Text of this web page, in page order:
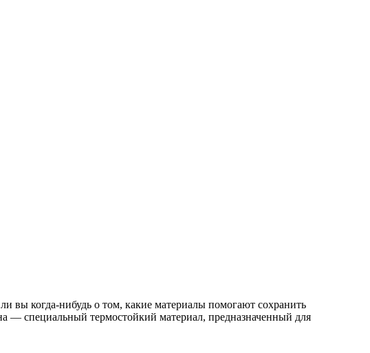
вы когда-нибудь о том, какие материалы помогают сохранить
— специальный термостойкий материал, предназначенный для